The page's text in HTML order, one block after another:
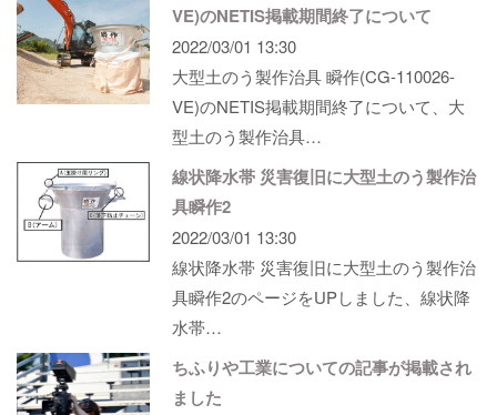
VE)のNETIS掲載期間終了について
2022/03/01 13:30
大型土のう製作治具 瞬作(CG-110026-
VE)のNETIS掲載期間終了について、大
型土のう製作治具…
線状降水帯 災害復旧に大型土のう製作治
具瞬作2
2022/03/01 13:30
線状降水帯 災害復旧に大型土のう製作治
具瞬作2のページをUPしました、線状降
水帯…
ちふりや工業についての記事が掲載され
ました